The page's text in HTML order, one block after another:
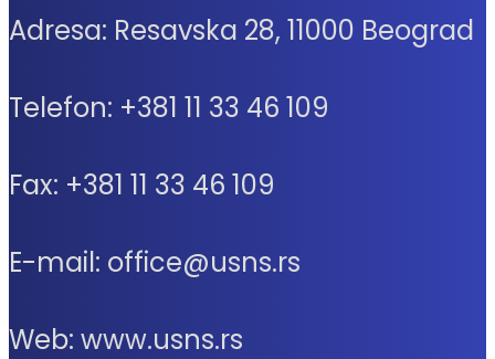
Adresa: Resavska 28, 11000 Beograd
Telefon: +381 11 33 46 109
Fax: +381 11 33 46 109
E-mail: office@usns.rs
Web: www.usns.rs